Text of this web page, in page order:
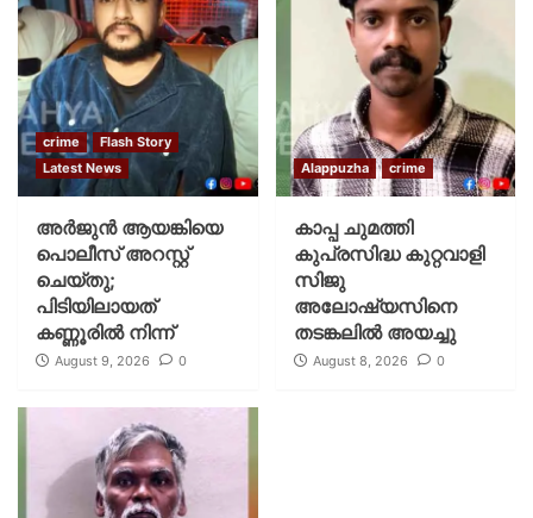
crime
Flash Story
Latest News
അർജുൻ ആയങ്കിയെ
പൊലീസ് അറസ്റ്റ്
ചെയ്‌തു;
പിടിയിലായത്
കണ്ണൂരിൽ നിന്ന്
August 9, 2026 0
Alappuzha crime
കാപ്പ ചുമത്തി
കുപ്രസിദ്ധ കുറ്റവാളി
സിജു
അലോഷ്യസിനെ
തടങ്കലിൽ അയച്ചു
August 8, 2026 0